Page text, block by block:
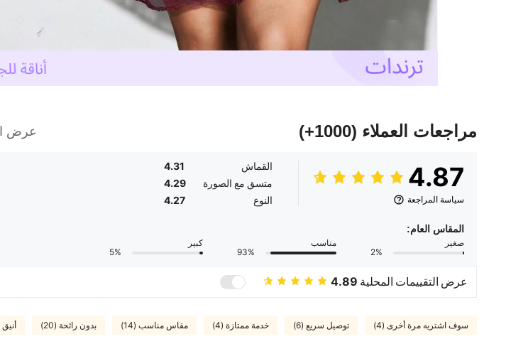
مراجعات العملاء (1000+) عرض
4.87
سياسة المراجعة
القماش
4.31
متسق مع الصورة
4.29
النوع
4.27
المقاس العام:
صغير
2%
مناسب
93%
كبير
5%
عرض التقييمات المحلية 4.89
سوف اشتريه مرة أخرى (4) توصيل سريع (6) خدمة ممتازة (4) مقاس مناسب (14) بدون رائحة (20) أنيق